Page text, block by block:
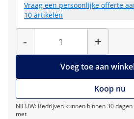
Vraag een persoonlijke offerte
10 artikelen
-
Hoeveelheid
+
Voeg toe aan
Koop nu
NIEUW: Bedrijven kunnen binnen 30
met